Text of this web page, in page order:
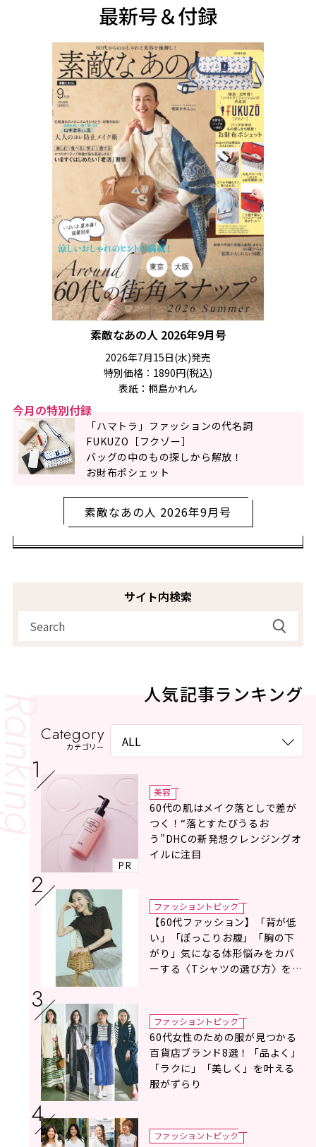
最新号＆付録
素敵なあの人 2026年9月号
2026年7月15日(水)発売
特別価格：1890円(税込)
表紙：桐島かれん
今月の特別付録
「ハマトラ」ファッションの代名詞
FUKUZO［フクゾー］
バッグの中のもの探しから解放！
お財布ポシェット
素敵なあの人 2026年9月号
サイト内検索
人気記事ランキング
Category
カテゴリー
PR
美容
60代の肌はメイク落としで差が
つく！“落とすたびうるお
う”DHCの新発想クレンジングオ
イルに注目
ファッショントピック
【60代ファッション】「背が低
い」「ぽっこりお腹」「胸の下
がり」気になる体形悩みをカバ
ーする〈Tシャツの選び方〉をス
ファッショントピック
60代女性のための服が見つかる
百貨店ブランド8選！「品よく」
「ラクに」「美しく」を叶える
服がずらり
ファッショントピック